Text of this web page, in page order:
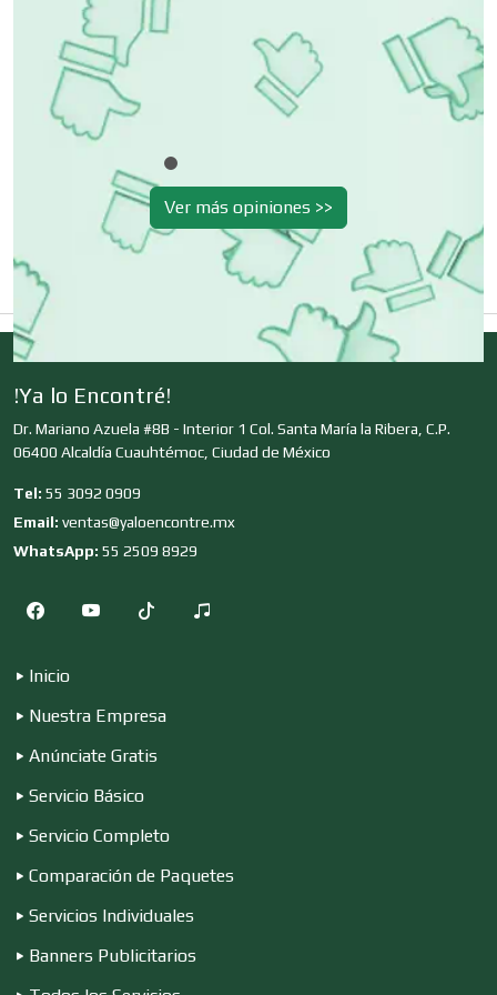
Clínicas de Belleza
Clínicas de Rehabilitación
Clínicas y Hospitales
Cocinas Integrales
Compresores de aire
Conferencias Empresariales
Control de Plagas
Ver más opiniones >>
!Ya lo Encontré!
Dr. Mariano Azuela #8B - Interior 1 Col. Santa María la Ribera, C.P.
06400 Alcaldía Cuauhtémoc, Ciudad de México
Tel: 55 3092 0909
Email: ventas@yaloencontre.mx
WhatsApp: 55 2509 8929
Inicio
Nuestra Empresa
Anúnciate Gratis
Servicio Básico
Servicio Completo
Comparación de Paquetes
Servicios Individuales
Banners Publicitarios